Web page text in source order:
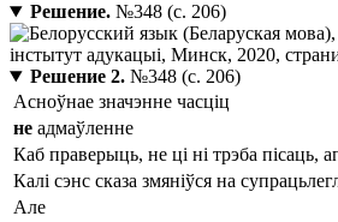
Решение.№348 (с. 206)
Решение 2.№348 (с. 206)
Асноўнае значэнне часціц
не адмаўленне
Каб праверыць, не ці ні трэба пісаць,
Калі сэнс сказа змяніўся на
Але